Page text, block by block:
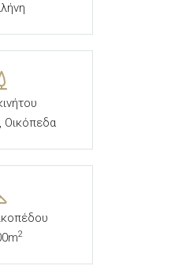
Οικόπεδα
2